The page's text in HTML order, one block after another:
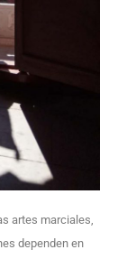
artes marciales,
dependen en